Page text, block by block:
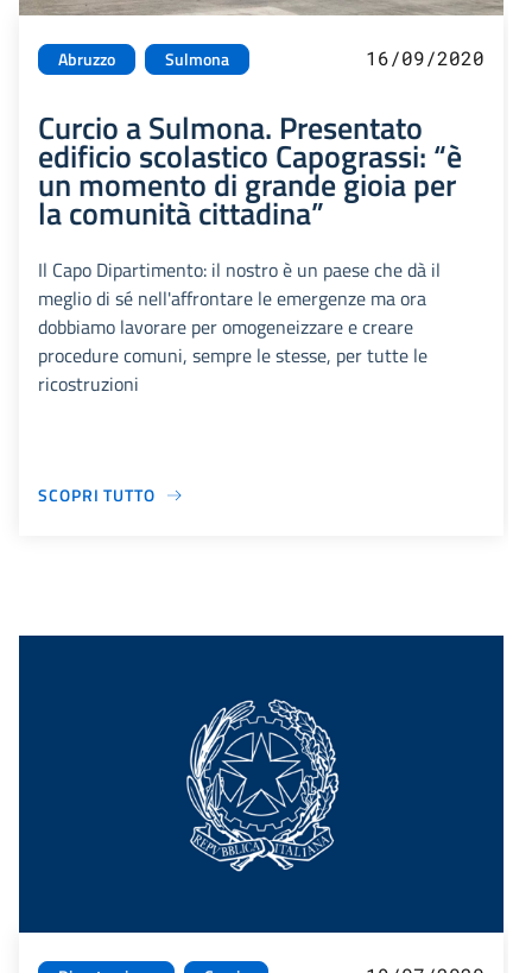
Abruzzo Sulmona 16/09/2020
Curcio a Sulmona. Presentato
edificio scolastico Capograssi: “è
un momento di grande gioia per
la comunità cittadina”
Il Capo Dipartimento: il nostro è un paese che dà il
meglio di sé nell'affrontare le emergenze ma ora
dobbiamo lavorare per omogeneizzare e creare
procedure comuni, sempre le stesse, per tutte le
ricostruzioni
SCOPRI TUTTO